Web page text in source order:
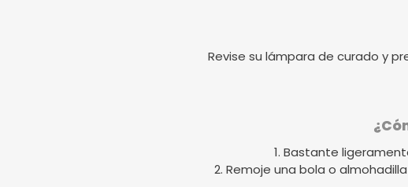
Revise su lámpara de curado y
1. Bastante
2. Remoje una bola o